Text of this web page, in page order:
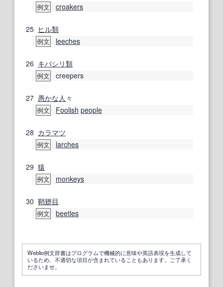
例文 croakers
25 ヒル類
例文 leeches
26 キバシリ類
例文 creepers
27 愚かな人 々
例文 Foolish people
28 カラマツ
例文 larches
29 猿
例文 monkeys
30 鞘翅目
例文 beetles
Weblio例文辞書はプログラムで機械的に意味や英語表現を生成して
いるため、不適切な項目が含まれていることもあります。ご了承く
ださいませ。